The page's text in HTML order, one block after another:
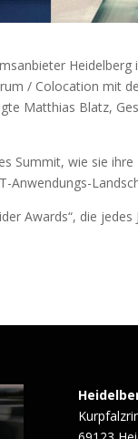
/ Colocation mit
Matthias Blatz,
Summit, wie sie
Awards“, die